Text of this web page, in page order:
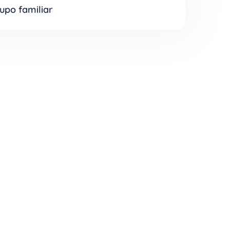
necesita. Recibí avisos para no olvidarte
familiar